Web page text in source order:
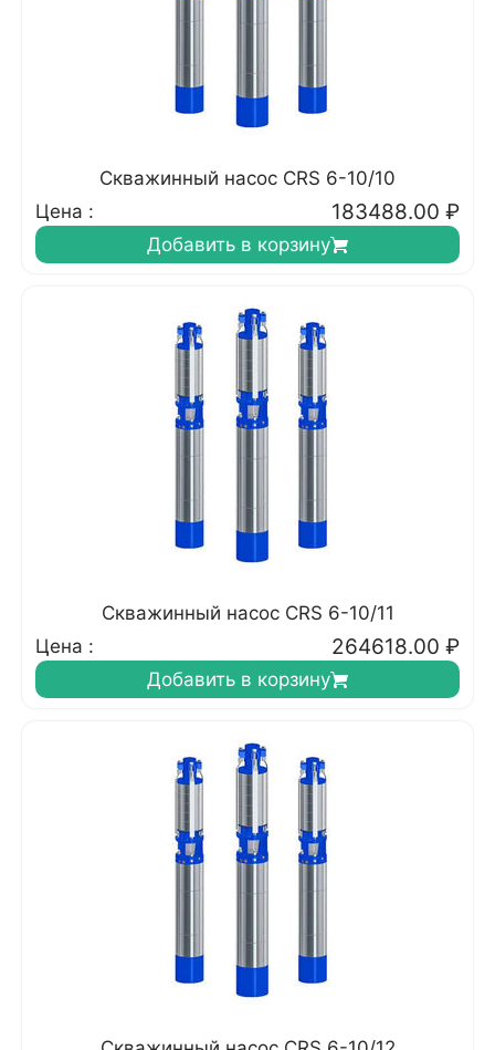
Скважинный насос CRS 6-10/10
Цена :
183488.00 ₽
Добавить в корзину
Скважинный насос CRS 6-10/11
Цена :
264618.00 ₽
Добавить в корзину